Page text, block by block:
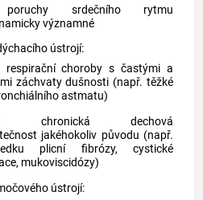
srdečního rytmu
významné
ústrojí:
respirační choroby s častými a
záchvaty dušnosti (např. těžké
astmatu)
chronická dechová
jakéhokoliv původu (např.
plicní fibrózy, cystické
mukoviscidózy)
ústrojí: